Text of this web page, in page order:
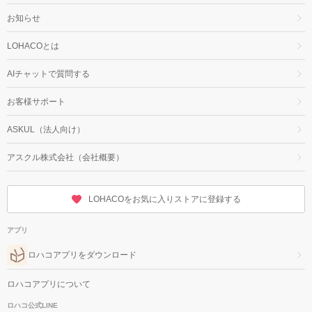
お知らせ
LOHACOとは
AIチャットで質問する
お客様サポート
ASKUL（法人向け）
アスクル株式会社（会社概要）
LOHACOをお気に入りストアに登録する
アプリ
ロハコアプリをダウンロード
ロハコアプリについて
ロハコ公式LINE